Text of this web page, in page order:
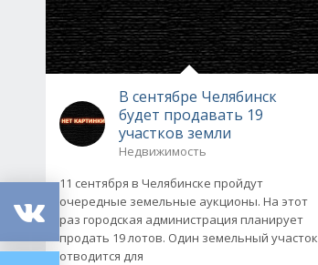
В сентябре Челябинск
будет продавать 19
участков земли
Недвижимость
11 сентября в Челябинске пройдут
очередные земельные аукционы. На этот
раз городская администрация планирует
продать 19 лотов. Один земельный участок
отводится для